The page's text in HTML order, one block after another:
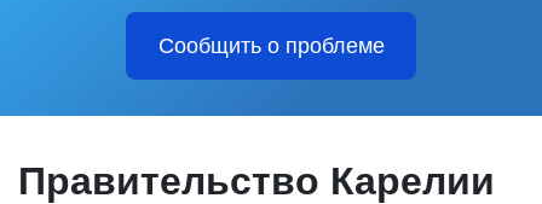
Сообщить о проблеме
Правительство Карелии